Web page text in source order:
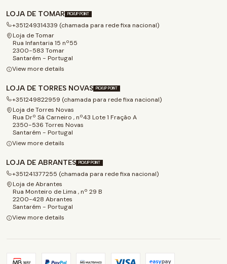
LOJA DE TOMAR PICKUP POINT
+351249314339 (chamada para rede fixa nacional)
Loja de Tomar
Rua Infantaria 15 nº55
2300-583 Tomar
Santarém - Portugal
View more details
LOJA DE TORRES NOVAS PICKUP POINT
+351249822959 (chamada para rede fixa nacional)
Loja de Torres Novas
Rua Drº Sá Carneiro , nº43 Lote 1 Fração A
2350-536 Torres Novas
Santarém - Portugal
View more details
LOJA DE ABRANTES PICKUP POINT
+351241377255 (chamada para rede fixa nacional)
Loja de Abrantes
Rua Monteiro de Lima , nº 29 B
2200-428 Abrantes
Santarém - Portugal
View more details